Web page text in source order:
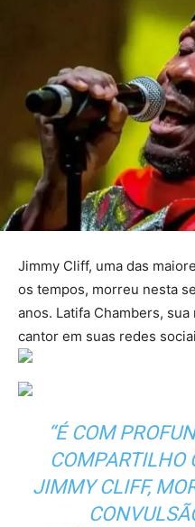
Jimmy Cliff, uma das
os tempos, morreu nesta
anos. Latifa Chambers,
cantor em suas redes
“É COM
COMPARTILHO
JIMMY CLIFF,